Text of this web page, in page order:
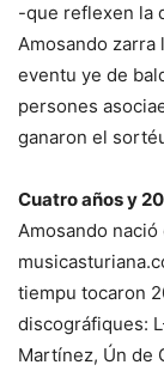
-que reflexen la
Amosando zarra
eventu ye de
persones
ganaron el
Cuatro años y
Amosando
tiempu tocaron
discográfiques:
Martínez, Ún de